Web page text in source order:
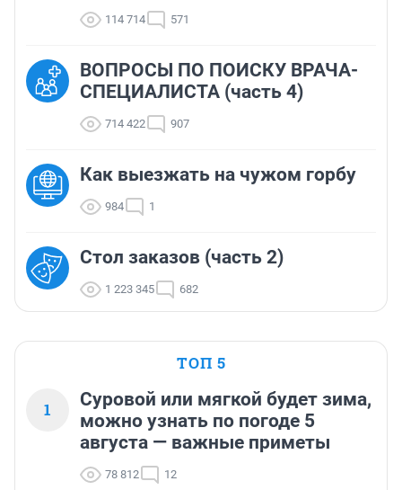
114 714 571
ВОПРОСЫ ПО ПОИСКУ ВРАЧА-
СПЕЦИАЛИСТА (часть 4)
714 422 907
Как выезжать на чужом горбу
984 1
Стол заказов (часть 2)
1 223 345 682
ТОП 5
1
Суровой или мягкой будет зима,
можно узнать по погоде 5
августа — важные приметы
78 812 12